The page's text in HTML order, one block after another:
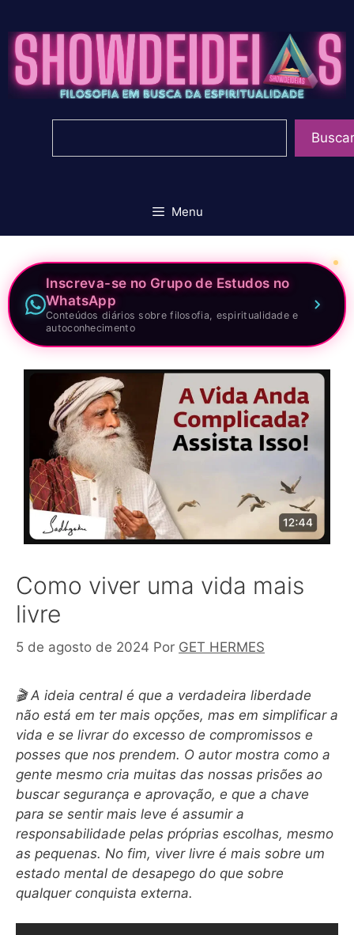
para
conteúdo
Buscar
Menu
Inscreva-se no Grupo de Estudos no
WhatsApp
Conteúdos diários sobre filosofia, espiritualidade e
autoconhecimento
Como viver uma vida mais
livre
5 de agosto de 2024 Por GET HERMES
🎬 A ideia central é que a verdadeira liberdade
não está em ter mais opções, mas em simplificar a
vida e se livrar do excesso de compromissos e
posses que nos prendem. O autor mostra como a
gente mesmo cria muitas das nossas prisões ao
buscar segurança e aprovação, e que a chave
para se sentir mais leve é assumir a
responsabilidade pelas próprias escolhas, mesmo
as pequenas. No fim, viver livre é mais sobre um
estado mental de desapego do que sobre
qualquer conquista externa.